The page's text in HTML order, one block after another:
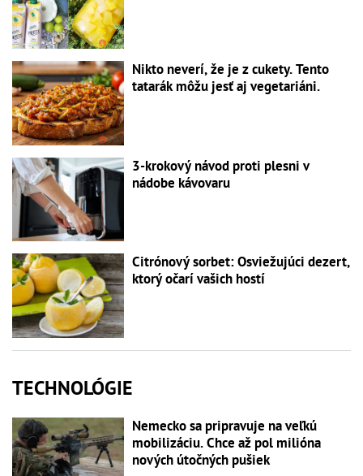
Nikto neverí, že je z cukety. Tento
tatarák môžu jesť aj vegetariáni.
3-krokový návod proti plesni v
nádobe kávovaru
Citrónový sorbet: Osviežujúci dezert,
ktorý očarí vašich hostí
TECHNOLÓGIE
Nemecko sa pripravuje na veľkú
mobilizáciu. Chce až pol milióna
nových útočných pušiek